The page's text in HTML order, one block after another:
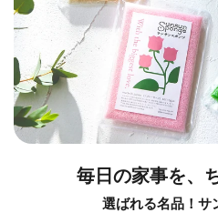
毎日の家事を、
選ばれる名品！サ